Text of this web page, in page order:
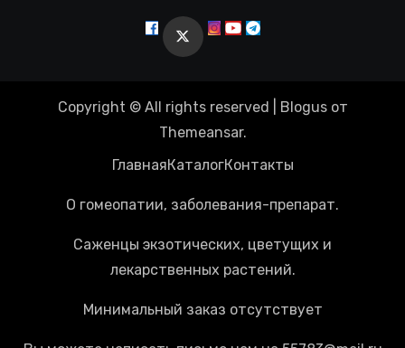
Copyright © All rights reserved Blogusот
Themeansar.
ГлавнаяКаталогКонтакты
О гомеопатии, заболевания-препарат.
Саженцы экзотических, цветущих и
лекарственных растений.
Минимальный заказ отсутствует